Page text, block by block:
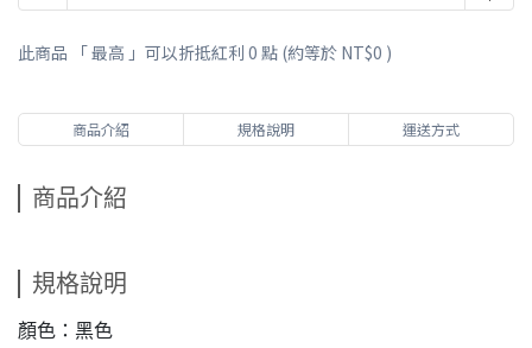
此商品 「 最高 」可以折抵紅利 0 點 (約等於 NT$0 )
商品介紹 規格說明 運送方式
商品介紹
規格說明
顏色：黑色